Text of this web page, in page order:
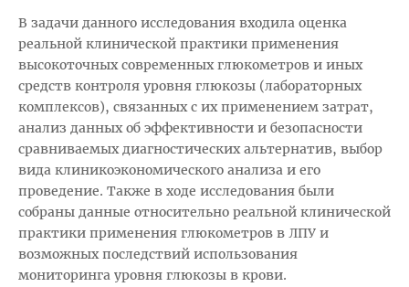
В задачи данного исследования входила оценка
реальной клинической практики применения
высокоточных современных глюкометров и иных
средств контроля уровня глюкозы (лабораторных
комплексов), связанных с их применением затрат,
анализ данных об эффективности и безопасности
сравниваемых диагностических альтернатив, выбор
вида клиникоэкономического анализа и его
проведение. Также в ходе исследования были
собраны данные относительно реальной клинической
практики применения глюкометров в ЛПУ и
возможных последствий использования
мониторинга уровня глюкозы в крови.